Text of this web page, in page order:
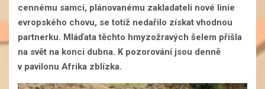
cennému samci, plánovanému zakladateli nové linie
evropského chovu, se totiž nedařilo získat vhodnou
partnerku. Mláďata těchto hmyzožravých šelem přišla
na svět na konci dubna. K pozorování jsou denně
v pavilonu Afrika zblízka.